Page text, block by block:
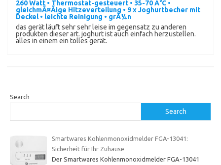
260 Watt • Thermostat-gesteuert • 35-70 Â°C •
gleichmÃ¤Ãige Hitzeverteilung • 9 x Joghurtbecher mit
Deckel • leichte Reinigung • grÃ¼n
das gerät läuft sehr sehr leise im gegensatz zu anderen
produkten dieser art. joghurt ist auch einfach herzustellen.
alles in einem ein tolles gerät.
Search
Search
Smartwares Kohlenmonoxidmelder FGA-13041:
Sicherheit für Ihr Zuhause
Der Smartwares Kohlenmonoxidmelder FGA-13041